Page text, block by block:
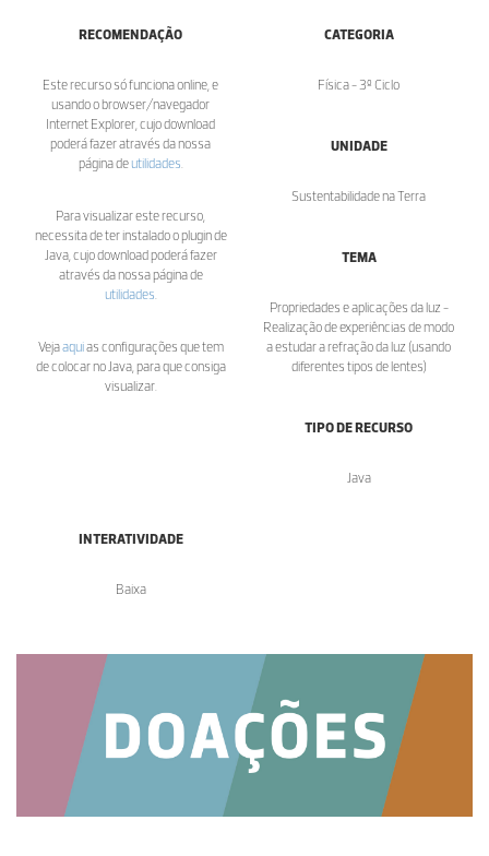
RECOMENDAÇÃO
Este recurso só funciona online, e
usando o browser/navegador
Internet Explorer, cujo download
poderá fazer através da nossa
página deutilidades
Para visualizar este recurso,
necessita de ter instalado o plugin de
Java, cujo download poderá fazer
através da nossa página de
utilidades
Vejaaquias configurações que tem
de colocar no Java, para que consiga
visualizar.
CATEGORIA
Física - 3º Ciclo
UNIDADE
Sustentabilidade na Terra
TEMA
Propriedades e aplicações da luz -
Realização de experiências de modo
a estudar a refração da luz (usando
diferentes tipos de lentes)
TIPO DE RECURSO
Java
INTERATIVIDADE
Baixa